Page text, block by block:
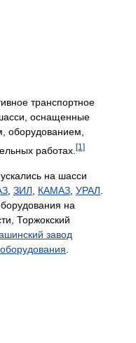
транспортное
оснащенные
оборудованием,
работах. [1]
на шасси
ЗИЛ КАМАЗ УРАЛ
на
Торжокский
завод